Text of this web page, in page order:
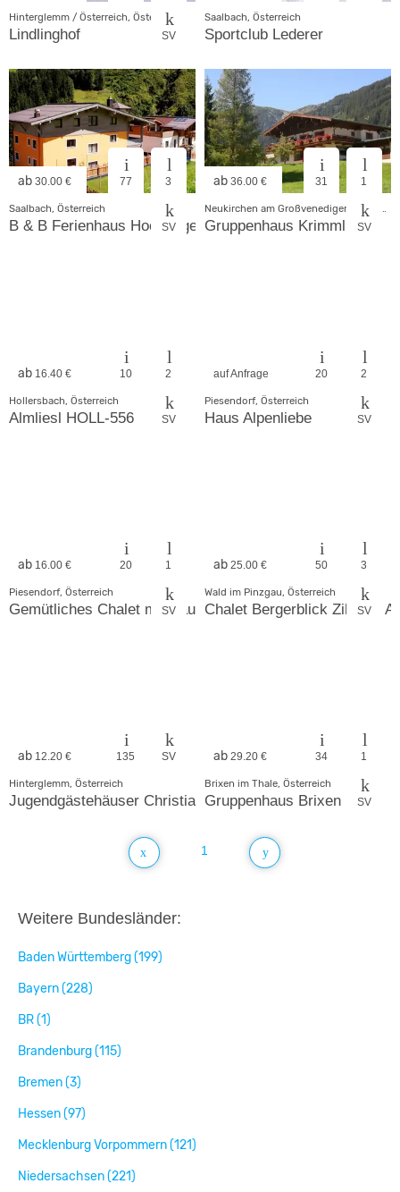
SV
Hinterglemm / Österreich, Österreich
Lindlinghof
Saalbach, Österreich
Sportclub Lederer
ab 30.00 € 77 3
SV
Saalbach, Österreich
B & B Ferienhaus Hochkogel
ab 36.00 € 31 1
SV
Neukirchen am Großvenediger, Österreich
Gruppenhaus Krimml
ab 16.40 € 10 2
SV
Hollersbach, Österreich
Almliesl HOLL-556
auf Anfrage 20 2
SV
Piesendorf, Österreich
Haus Alpenliebe
ab 16.00 € 20 1
SV
Piesendorf, Österreich
Gemütliches Chalet mit Sauna und viel Platz
ab 25.00 € 50 3
SV
Wald im Pinzgau, Österreich
Chalet Bergerblick Zillertal
ab 12.20 € 135 SV
Hinterglemm, Österreich
Jugendgästehäuser Christianhof und Wallegghof
ab 29.20 € 34 1
SV
Brixen im Thale, Österreich
Gruppenhaus Brixen
1
Weitere Bundesländer:
Baden Württemberg (199)
Bayern (228)
BR (1)
Brandenburg (115)
Bremen (3)
Hessen (97)
Mecklenburg Vorpommern (121)
Niedersachsen (221)